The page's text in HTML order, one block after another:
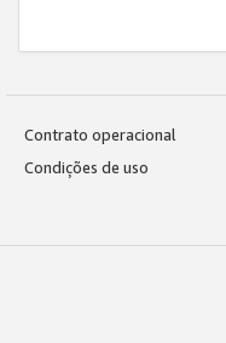
Contrato operacional
Condições de uso